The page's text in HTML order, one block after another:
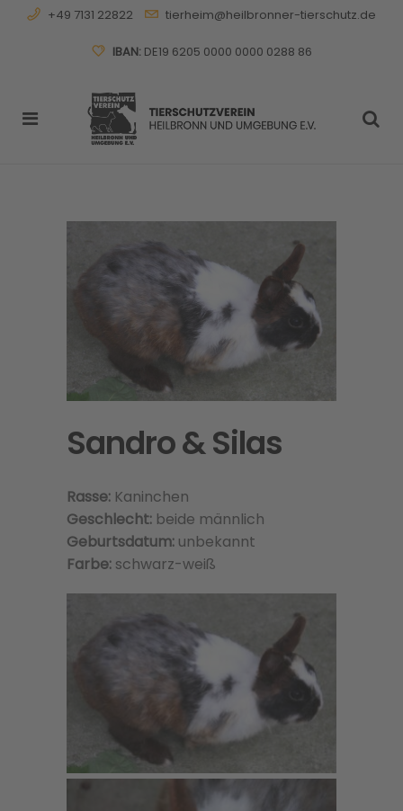
+49 7131 22822 tierheim@heilbronner-tierschutz.de
IBAN:DE19 6205 0000 0000 0288 86
Sandro & Silas
Rasse: Kaninchen
Geschlecht: beide männlich
Geburtsdatum: unbekannt
Farbe: schwarz-weiß